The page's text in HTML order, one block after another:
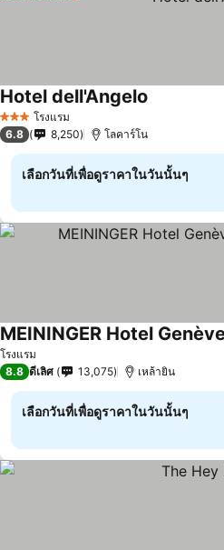
3 ดาว โรงแรม
Hotel dell'Angelo
6.8 8,250 โลคาร์โน
เลือกวันที่เพื่อดูราคาในวันนั้นๆ
โรงแรม
MEININGER Hotel
8.8 ดีเลิศ 13,075 เหล้ายิน
เลือกวันที่เพื่อดูราคาในวันนั้นๆ